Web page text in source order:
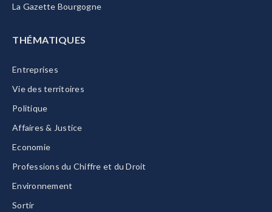
La Gazette Bourgogne
THÉMATIQUES
Entreprises
Vie des territoires
Politique
Affaires & Justice
Economie
Professions du Chiffre et du Droit
Environnement
Sortir